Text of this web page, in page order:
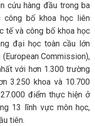
cứu hàng đầu trong ba
công bố khoa học liên
tế và công bố khoa học
đại học toàn cầu lớn
Commission),
với hơn 1.300 trường
3.250 khoa và 10.700
điểm thực hiện ở
13 lĩnh vực môn học,
tiên.